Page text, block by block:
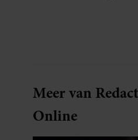
Meer van
Online